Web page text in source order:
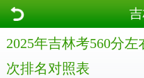
2025年吉林考560分
次排名对照表